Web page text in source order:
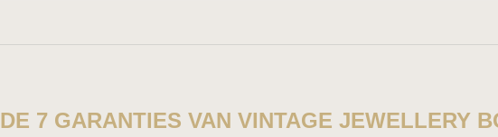
DE 7 GARANTIES VAN VINTAGE JEWELLERY